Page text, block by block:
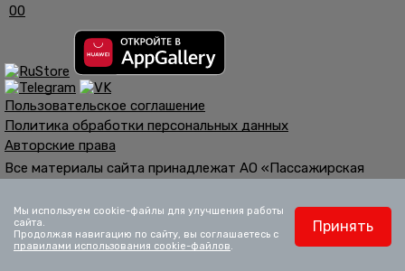
00
Пользовательское соглашение
Политика обработки персональных данных
Авторские права
Все материалы сайта принадлежат АО «Пассажирская
опубликованных на сайте, возможно только со ссылкой на
сайт.
Официальный сайт ОАО «РЖД»www.rzd.ru
Мы используем cookie-файлы для улучшения работы
сайта.
Продолжая навигацию по сайту, вы соглашаетесь с
правилами использования cookie-файлов.
Принять